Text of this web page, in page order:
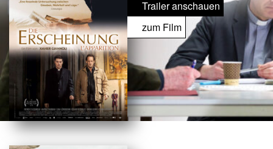
Trailer anschauen
zum Film